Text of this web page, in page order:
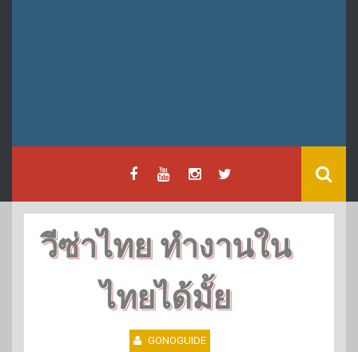
วีซ่าไทย ทำงานใน
ไทยได้มั้ย
GONOGUIDE